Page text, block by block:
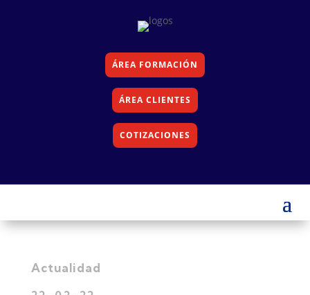
ÁREA FORMACIÓN
ÁREA CLIENTES
COTIZACIONES
Actualidad